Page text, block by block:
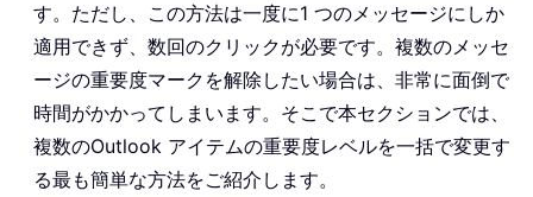
す。ただし、この方法は一度に1 つのメッセージにしか
適用できず、数回のクリックが必要です。複数のメッセ
ージの重要度マークを解除したい場合は、非常に面倒で
時間がかかってしまいます。そこで本セクションでは、
複数のOutlook アイテムの重要度レベルを一括で変更す
る最も簡単な方法をご紹介します。